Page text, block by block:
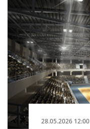
28.05.2026 12:00